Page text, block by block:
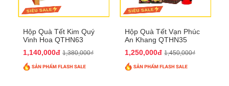
Hộp Quà Tết Kim Quý
Vinh Hoa QTHN63
1,140,000đ 1,380,000₫
Hộp Quà Tết Vạn Phúc
An Khang QTHN35
1,250,000đ 1,450,000₫